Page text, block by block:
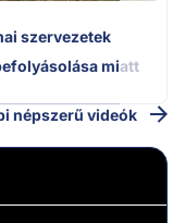
szervezetek
miatt
népszerű videók